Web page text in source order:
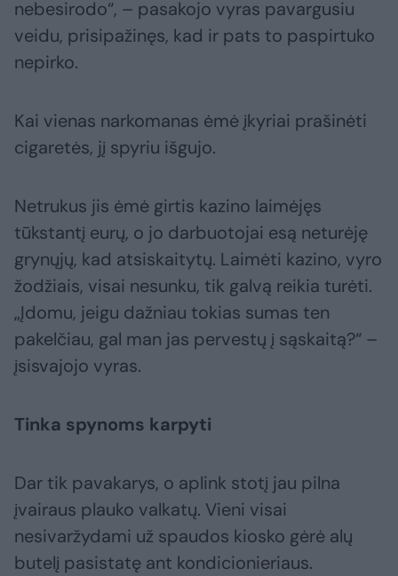
nebesirodo“, – pasakojo vyras pavargusiu
veidu, prisipažinęs, kad ir pats to paspirtuko
nepirko.
Kai vienas narkomanas ėmė įkyriai prašinėti
cigaretės, jį spyriu išgujo.
Netrukus jis ėmė girtis kazino laimėjęs
tūkstantį eurų, o jo darbuotojai esą neturėję
grynųjų, kad atsiskaitytų. Laimėti kazino, vyro
žodžiais, visai nesunku, tik galvą reikia turėti.
„Įdomu, jeigu dažniau tokias sumas ten
pakelčiau, gal man jas pervestų į sąskaitą?“ –
įsisvajojo vyras.
Tinka spynoms karpyti
Dar tik pavakarys, o aplink stotį jau pilna
įvairaus plauko valkatų. Vieni visai
nesivaržydami už spaudos kiosko gėrė alų
butelį pasistatę ant kondicionieriaus.